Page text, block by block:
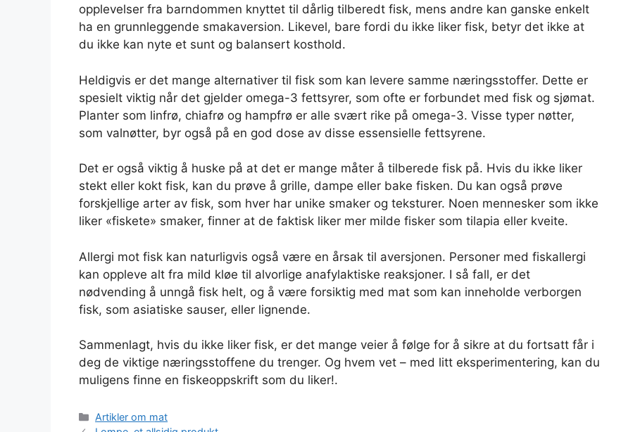
opplevelser fra barndommen knyttet til dårlig tilberedt fisk, mens andre kan ganske enkelt
ha en grunnleggende smakaversion. Likevel, bare fordi du ikke liker fisk, betyr det ikke at
du ikke kan nyte et sunt og balansert kosthold.
Heldigvis er det mange alternativer til fisk som kan levere samme næringsstoffer. Dette er
spesielt viktig når det gjelder omega-3 fettsyrer, som ofte er forbundet med fisk og sjømat.
Planter som linfrø, chiafrø og hampfrø er alle svært rike på omega-3. Visse typer nøtter,
som valnøtter, byr også på en god dose av disse essensielle fettsyrene.
Det er også viktig å huske på at det er mange måter å tilberede fisk på. Hvis du ikke liker
stekt eller kokt fisk, kan du prøve å grille, dampe eller bake fisken. Du kan også prøve
forskjellige arter av fisk, som hver har unike smaker og teksturer. Noen mennesker som ikke
liker «fiskete» smaker, finner at de faktisk liker mer milde fisker som tilapia eller kveite.
Allergi mot fisk kan naturligvis også være en årsak til aversjonen. Personer med fiskallergi
kan oppleve alt fra mild kløe til alvorlige anafylaktiske reaksjoner. I så fall, er det
nødvending å unngå fisk helt, og å være forsiktig med mat som kan inneholde verborgen
fisk, som asiatiske sauser, eller lignende.
Sammenlagt, hvis du ikke liker fisk, er det mange veier å følge for å sikre at du fortsatt får i
deg de viktige næringsstoffene du trenger. Og hvem vet – med litt eksperimentering, kan du
muligens finne en fiskeoppskrift som du liker!.
Kategorier
Artikler om mat